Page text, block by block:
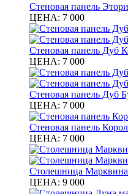
Стеновая панель
ЦЕНА: 7 000
Стеновая панель Дуб
ЦЕНА: 7 000
Стеновая панель Дуб
ЦЕНА: 7 000
Стеновая панель
ЦЕНА: 7 000
Столешница
ЦЕНА: 9 000